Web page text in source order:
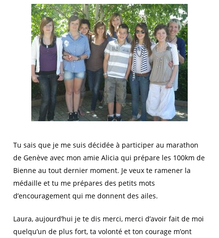
Tu sais que je me suis décidée à participer au marathon
de Genève avec mon amie Alicia qui prépare les 100km de
Bienne au tout dernier moment. Je veux te ramener la
médaille et tu me prépares des petits mots
d’encouragement qui me donnent des ailes.
Laura, aujourd’hui je te dis merci, merci d’avoir fait de moi
quelqu’un de plus fort, ta volonté et ton courage m’ont